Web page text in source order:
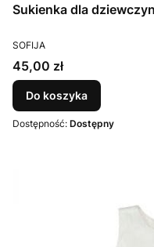
Sukienka dla
PRODUCENT
SOFIJA
Cena
45,00 zł
Do koszyka
Dostępność: Dostępny